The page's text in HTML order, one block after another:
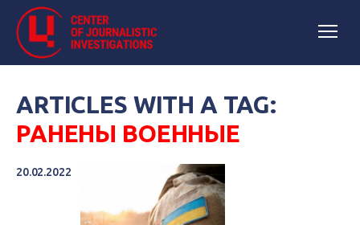
ARTICLES WITH A TAG:
РАНЕНЫ ВОЕННЫЕ
20.02.2022